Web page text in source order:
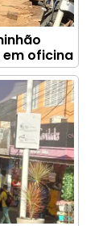
oficina